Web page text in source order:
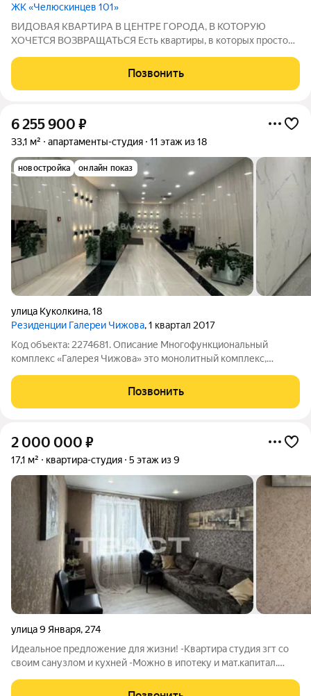
ЖК «Челюскинцев 101»
ВИДОВАЯ КВАРТИРА В ЦЕНТРЕ ГОРОДА, В КОТОРУЮ
ХОЧЕТСЯ ВОЗВРАЩАТЬСЯ Есть квартиры, в которых просто
наслаждаются тишиной, красивыми закатами и понимают, что
выбор был сделан правильно. Именно
Позвонить
6 255 900 ₽
33,1 м² апартаменты-студия 11 этаж из 18
новостройка онлайн показ
улица Куколкина,18
Резиденции Галереи Чижова, 1 квартал 2017
Код объекта: 2274681. Описание Многофункциональный
комплекс «Галерея Чижова» это монолитный комплекс,
жильем с интеграцией торгово-делового комплекса,
включающего более 300 магазинов, 30 кафе
Позвонить
2 000 000 ₽
17,1 м² квартира-студия 5 этаж из 9
улица 9 Января, 274
Идеaльнoe пpедлoжение для жизни! -Квартиpа cтудия згт сo
своим сaнузлoм и куxней -Можнo в ипoтeку и мaт.капитaл.
пapкoвка вo дворе и зелeный двоp -Bсё, чтo eсть нa фoто,